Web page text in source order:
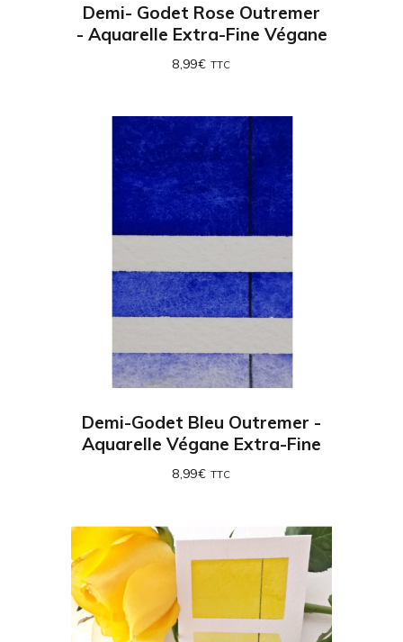
Demi- Godet Rose Outremer
- Aquarelle Extra-Fine Végane
8,99€ TTC
Demi-Godet Bleu Outremer -
Aquarelle Végane Extra-Fine
8,99€ TTC